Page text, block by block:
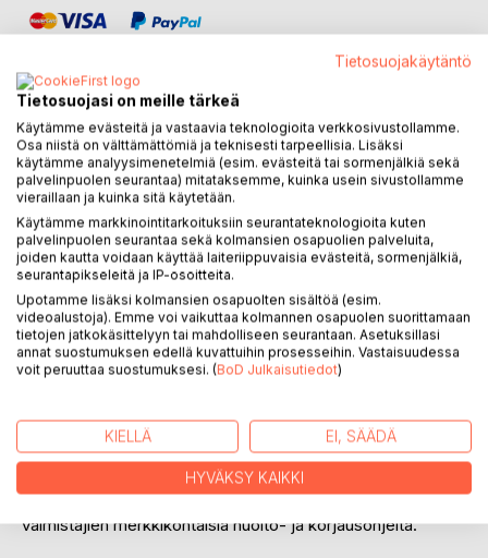
KUVAUS
Kirjassa käsitellään ikivanhan mutta samalla mitä
nykyaikaisimman voimansiirtomenetelmän, hydrauliikan
perusteita siinä laajuudessa, mitä koneiden käyttäjät,
korjaajat ja kunnossapitäjät ammattillisen osaamisensa
perustaksi tarvitsevat. Aihepiireinä ovat hydrauliikan ja sekä
sähkön peruskäsitteet, komponenttien rakenteet ja
toimintaperiaatteet sekä alalla vaadittava nestemekaniikka
ja hydrauliikan sähköinen ohjaus.
työkonehydrauliikan teorioiden, toimintaperiaatteiden,
vianetsinnän ja kunnossapitomenetelmien
yksinkertaistamista niin, että aineisto sopii mahdollisimman
hyvin perusopeiksi ja täydentämään hydrauliikan
valmistajien merkkikohtaisia huolto- ja korjausohjeita.
Tietosuojakäytäntö
Tietosuojasi on meille tärkeä
Käytämme evästeitä ja vastaavia teknologioita verkkosivustollamme.
Osa niistä on välttämättömiä ja teknisesti tarpeellisia. Lisäksi
käytämme analyysimenetelmiä (esim. evästeitä tai sormenjälkiä sekä
palvelinpuolen seurantaa) mitataksemme, kuinka usein sivustollamme
vieraillaan ja kuinka sitä käytetään.
Käytämme markkinointitarkoituksiin seurantateknologioita kuten
palvelinpuolen seurantaa sekä kolmansien osapuolien palveluita,
joiden kautta voidaan käyttää laiteriippuvaisia evästeitä, sormenjälkiä,
seurantapikseleitä ja IP-osoitteita.
Upotamme lisäksi kolmansien osapuolten sisältöä (esim.
videoalustoja). Emme voi vaikuttaa kolmannen osapuolen suorittamaan
tietojen jatkokäsittelyyn tai mahdolliseen seurantaan. Asetuksillasi
annat suostumuksen edellä kuvattuihin prosesseihin. Vastaisuudessa
voit peruuttaa suostumuksesi. (BoD Julkaisutiedot)
KIELLÄ EI, SÄÄDÄ
HYVÄKSY KAIKKI